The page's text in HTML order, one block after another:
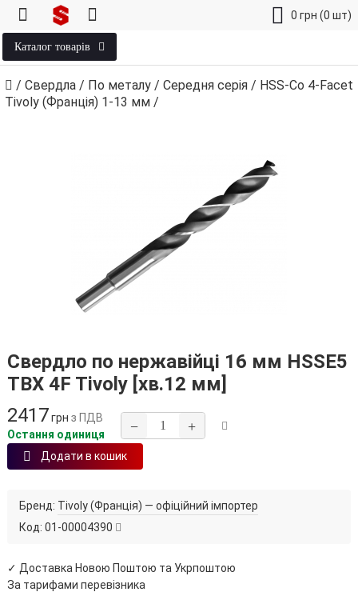
0 грн (0 шт)
Каталог товарів
/ Свердла / По металу / Середня серія / HSS-Co 4-Facet
Tivoly (Франція) 1‑13 мм /
Свердло по нержавійці 16 мм HSSE5
TBX 4F Tivoly [хв.12 мм]
2417грн з ПДВ
Остання одиниця
− +
Додати в кошик
Бренд: Tivoly (Франція) — офіційний імпортер
Код: 01-00004390
✓ Доставка Новою Поштою та Укрпоштою
За тарифами перевізника